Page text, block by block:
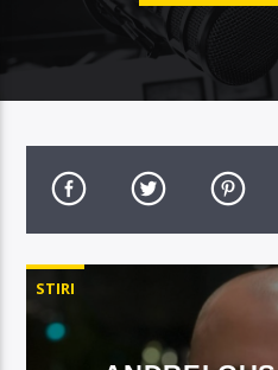
STIRI